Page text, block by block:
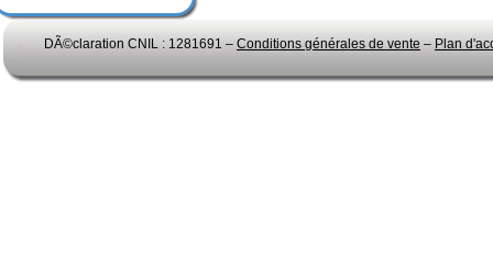
DÃ©claration CNIL : 1281691 – Conditions générales de vente – Plan